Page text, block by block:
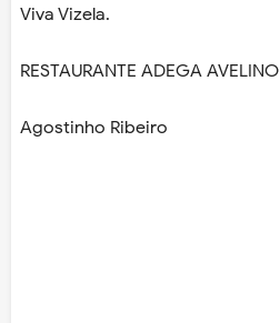
Viva Vizela.
RESTAURANTE ADEGA AVELINO
Agostinho Ribeiro